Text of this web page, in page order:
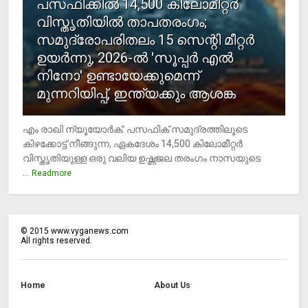
പസഫിക്കില്‍ 14,500 കിലോമീറ്റര്‍
വിസ്തൃതിയില്‍ താപതരംഗം;
സമുദ്രോപരിതലം 15 സെന്റി മീറ്റര്‍
ഉയര്‍ന്നു, 2026-ല്‍ 'സൂപ്പര്‍ എല്‍
നിനോ' ഉണ്ടായേക്കുമെന്ന്
മുന്നറിയിപ്പ്, ഇന്ത്യക്കും ആശങ്ക
എം രാഖി ന്യൂയോര്‍ക്: പസഫിക് സമുദ്രത്തിലൂടെ
കിഴക്കോട്ട് നീങ്ങുന്ന, ഏകദേശം 14,500 കിലോമീറ്റര്‍
വിസ്തൃതിയുള്ള ഒരു വലിയ ഉഷ്ണജല തരംഗം നാസയുടെ
... Readmore
©2015 www.vyganews.com
All rights reserved.
Home About Us